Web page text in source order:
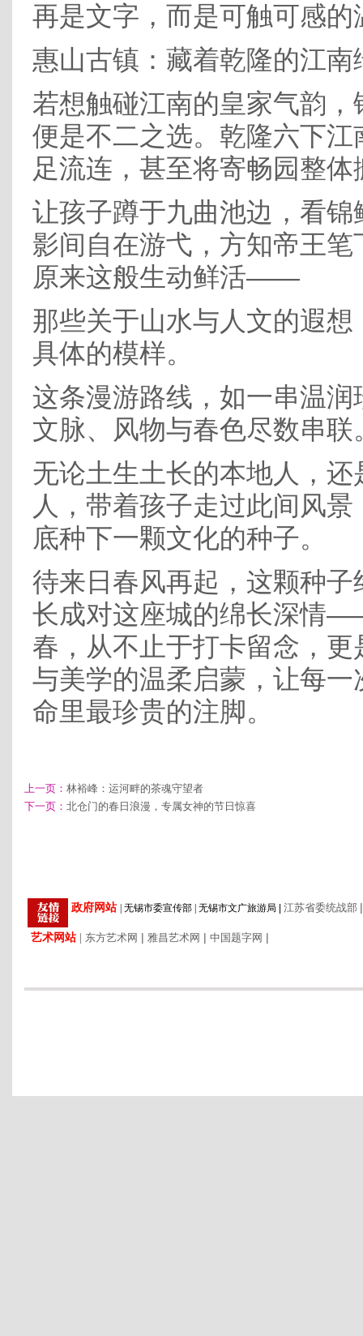
再是文字，而是可触可感的
惠山古镇：藏着乾隆的江南
若想触碰江南的皇家气韵
便是不二之选。乾隆六下
足流连，甚至将寄畅园整
让孩子蹲于九曲池边，看
影间自在游弋，方知帝王
原来这般生动鲜活——
那些关于山水与人文的遐
具体的模样。
这条漫游路线，如一串温
文脉、风物与春色尽数串联
无论土生土长的本地人，
人，带着孩子走过此间风
底种下一颗文化的种子。
待来日春风再起，这颗种
长成对这座城的绵长深情
春，从不止于打卡留念，
与美学的温柔启蒙，让每
命里最珍贵的注脚。
上一页： 林裕峰：运河畔的茶魂守望者
下一页： 北仓门的春日浪漫，专属女神的节日惊喜
政府网站 无锡市委宣传部 无锡市文广旅游局 江苏省委统战部 |
艺术网站 东方艺术网 | 雅昌艺术网 | 中国题字网 |